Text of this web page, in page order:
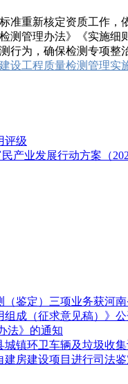
重新核定资质工作，
管理办法》《实施细
行为，确保检测专项整
设工程质量检测管理实
评级
产业发展行动方案（
鉴定）三项业务获河
成（征求意见稿）》
法》的通知
镇环卫车辆及垃圾收
房建设项目进行司法鉴